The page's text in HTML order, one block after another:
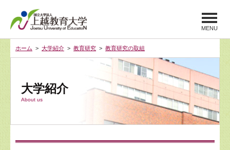
MENU
ホーム > 大学紹介 > 教育研究 > 教育研究の取組
大学紹介
About us